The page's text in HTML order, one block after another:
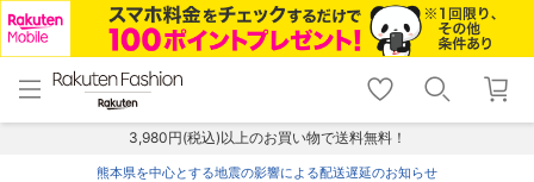
menu home
トップ
shopping_cart lock_outline
ログイン
3,980円(税込)以上のお買い物で送料無料！
熊本県を中心とする地震の影響による配送遅延のお知らせ